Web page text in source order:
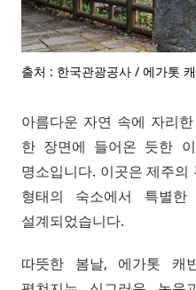
출처 : 한국관광공사 / 에가톳
아름다운 자연 속에 자리
한 장면에 들어온 듯한
명소입니다. 이곳은 제주
형태의 숙소에서 특별
설계되었습니다.
따뜻한 봄날, 에가톳 캐